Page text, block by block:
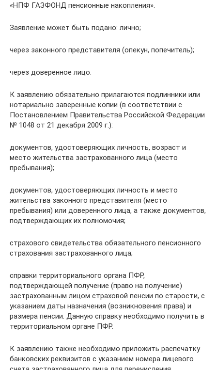
«НПФ ГАЗФОНД пенсионные накопления».
Заявление может быть подано: лично;
через законного представителя (опекун, попечитель);
через доверенное лицо.
К заявлению обязательно прилагаются подлинники или
нотариально заверенные копии (в соответствии с
Постановлением Правительства Российской Федерации
№ 1048 от 21 декабря 2009 г.):
документов, удостоверяющих личность, возраст и
место жительства застрахованного лица (место
пребывания);
документов, удостоверяющих личность и место
жительства законного представителя (место
пребывания) или доверенного лица, а также документов,
подтверждающих их полномочия;
страхового свидетельства обязательного пенсионного
страхования застрахованного лица;
справки территориального органа ПФР,
подтверждающей получение (право на получение)
застрахованным лицом страховой пенсии по старости, с
указанием даты назначения (возникновения права) и
размера пенсии. Данную справку необходимо получить в
территориальном органе ПФР.
К заявлению также необходимо приложить распечатку
банковских реквизитов с указанием номера лицевого